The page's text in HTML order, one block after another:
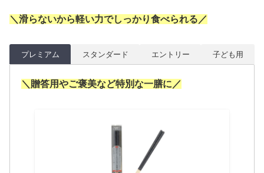
＼滑らないから軽い力でしっかり食べられる／
プレミアム スタンダード エントリー 子ども用
＼贈答用やご褒美など特別な一膳に／